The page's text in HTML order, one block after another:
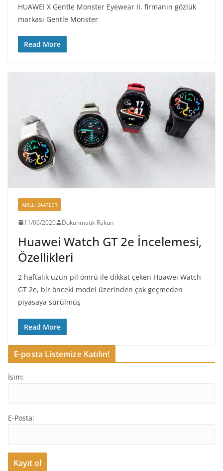
HUAWEI X Gentle Monster Eyewear II, firmanın gözlük
markası Gentle Monster
Read More
AKILLI SAATLER
11/06/2020 Dokunmatik Rakun
Huawei Watch GT 2e İncelemesi,
Özellikleri
2 haftalık uzun pil ömrü ile dikkat çeken Huawei Watch
GT 2e, bir önceki model üzerinden çok geçmeden
piyasaya sürülmüş
Read More
E-posta Listemize Katılın!
İsim:
E-Posta: